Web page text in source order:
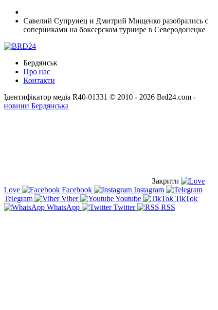
Савелий Супрунец и Дмитрий Мищенко разобрались с
соперниками на боксерском турнире в Северодонецке
Бердянськ
Про нас
Контакти
Ідентифікатор медіа R40-01331 © 2010 - 2026 Brd24.com -
новини Бердянська
Закрити
Love
Facebook
Instagram
Telegram
Viber Youtube
TikTok
WhatsApp
Twitter RSS